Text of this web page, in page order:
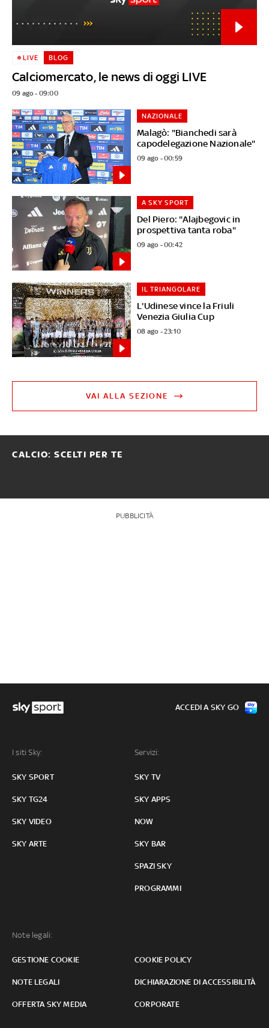
Calciomercato, le news di oggi LIVE
LIVE BLOG
09 ago - 09:00
Malagò: "Bianchedi sarà
capodelegazione Nazionale"
NAZIONALE
09 ago - 00:59
Del Piero: "Alajbegovic in
prospettiva tanta roba"
A SKY SPORT
09 ago - 00:42
L'Udinese vince la Friuli
Venezia Giulia Cup
IL TRIANGOLARE
08 ago - 23:10
VAI ALLA SEZIONE
CALCIO: SCELTI PER TE
PUBBLICITÀ
I siti Sky:
SKY SPORT
SKY TG24
SKY VIDEO
SKY ARTE
Servizi:
SKY TV
SKY APPS
NOW
SKY BAR
SPAZI SKY
PROGRAMMI
Note legali:
GESTIONE COOKIE COOKIE POLICY
NOTE LEGALI DICHIARAZIONE DI ACCESSIBILITÀ
OFFERTA SKY MEDIA CORPORATE
ACCEDI A SKY GO